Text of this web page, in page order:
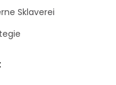
Sklaverei